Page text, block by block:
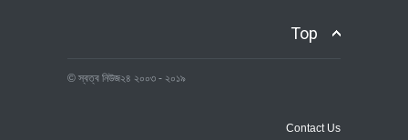
Top
© স্বত্ব নিউজ২৪ ২০০৩ - ২০১৯
Contact Us